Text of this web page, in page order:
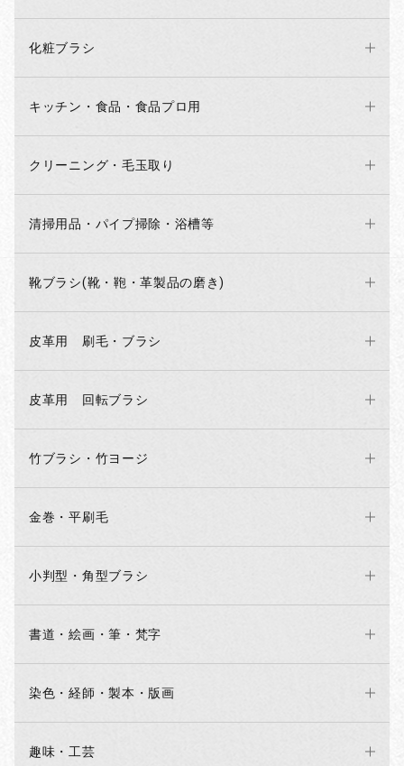
化粧ブラシ
キッチン・食品・食品プロ用
クリーニング・毛玉取り
清掃用品・パイプ掃除・浴槽等
靴ブラシ(靴・鞄・革製品の磨き)
皮革用 刷毛・ブラシ
皮革用 回転ブラシ
竹ブラシ・竹ヨージ
金巻・平刷毛
小判型・角型ブラシ
書道・絵画・筆・梵字
染色・経師・製本・版画
趣味・工芸